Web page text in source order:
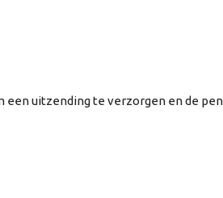
een uitzending te verzorgen en de